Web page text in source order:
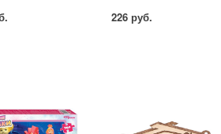
226 руб.